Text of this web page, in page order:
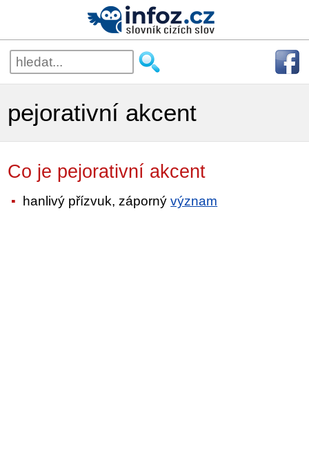
pejorativní akcent
Co je pejorativní akcent
hanlivý přízvuk, zápornývýznam